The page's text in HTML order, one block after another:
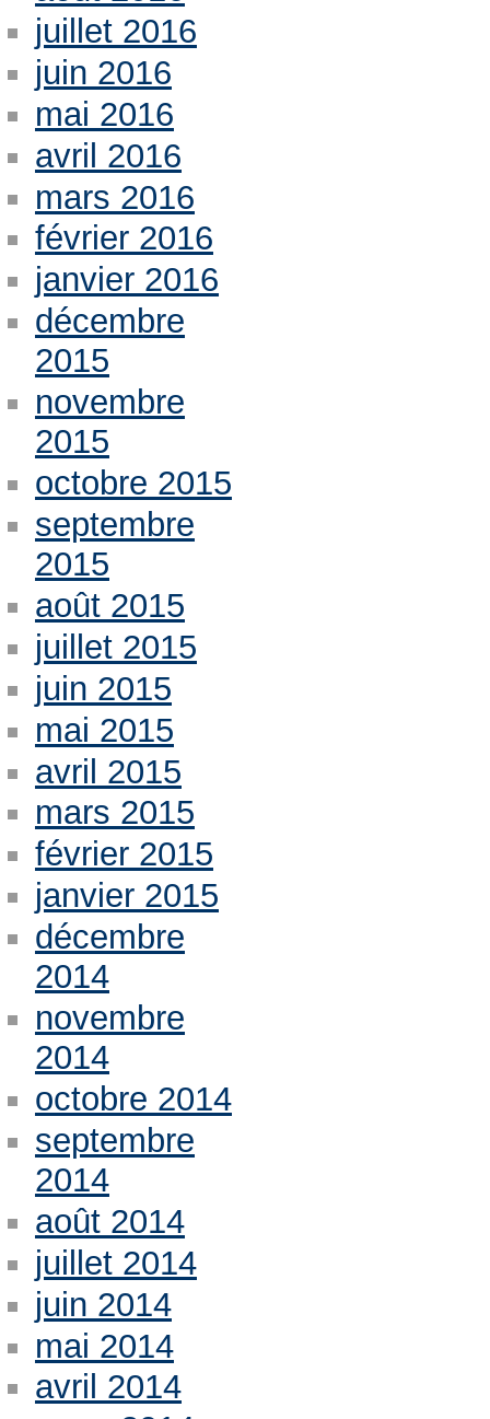
juillet 2016
juin 2016
mai 2016
avril 2016
mars 2016
février 2016
janvier 2016
décembre
2015
novembre
2015
octobre 2015
septembre
2015
août 2015
juillet 2015
juin 2015
mai 2015
avril 2015
mars 2015
février 2015
janvier 2015
décembre
2014
novembre
2014
octobre 2014
septembre
2014
août 2014
juillet 2014
juin 2014
mai 2014
avril 2014